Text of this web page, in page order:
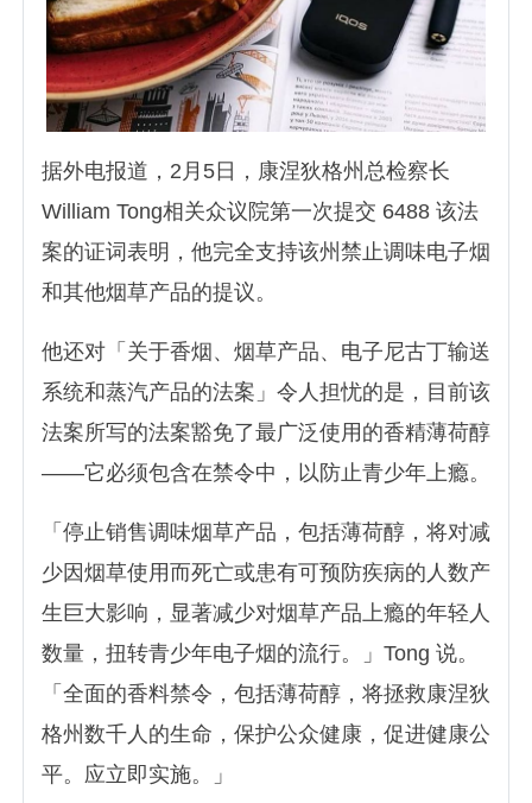
据外电报道，2月5日，康涅狄格州总检察长
William Tong相关众议院第一次提交 6488 该法
案的证词表明，他完全支持该州禁止调味电子烟
和其他烟草产品的提议。
他还对「关于香烟、烟草产品、电子尼古丁输送
系统和蒸汽产品的法案」令人担忧的是，目前该
法案所写的法案豁免了最广泛使用的香精薄荷醇
——它必须包含在禁令中，以防止青少年上瘾。
「停止销售调味烟草产品，包括薄荷醇，将对减
少因烟草使用而死亡或患有可预防疾病的人数产
生巨大影响，显著减少对烟草产品上瘾的年轻人
数量，扭转青少年电子烟的流行。」Tong 说。
「全面的香料禁令，包括薄荷醇，将拯救康涅狄
格州数千人的生命，保护公众健康，促进健康公
平。应立即实施。」